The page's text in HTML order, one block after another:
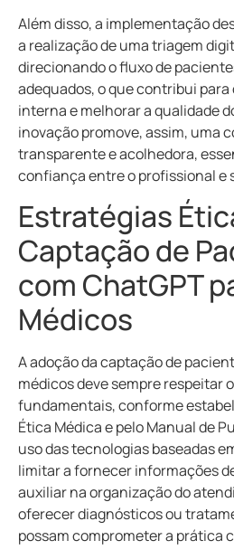
Além disso, a implementação
a realização de uma triagem
direcionando o fluxo de
adequados, o que contribui
interna e melhorar a qualidade
inovação promove, assim, uma
transparente e acolhedora,
confiança entre o profissional e
Estratégias
Captação de
com ChatGPT
Médicos
A adoção da captação de
médicos deve sempre respeitar
fundamentais, conforme
Ética Médica e pelo Manual de
uso das tecnologias baseadas
limitar a fornecer informações
auxiliar na organização do
oferecer diagnósticos ou
possam comprometer a prática